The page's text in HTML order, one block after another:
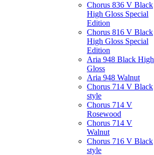
Chorus 836 V Black
High Gloss Special
Edition
Chorus 816 V Black
High Gloss Special
Edition
Aria 948 Black High
Gloss
Aria 948 Walnut
Chorus 714 V Black
style
Chorus 714 V
Rosewood
Chorus 714 V
Walnut
Chorus 716 V Black
style